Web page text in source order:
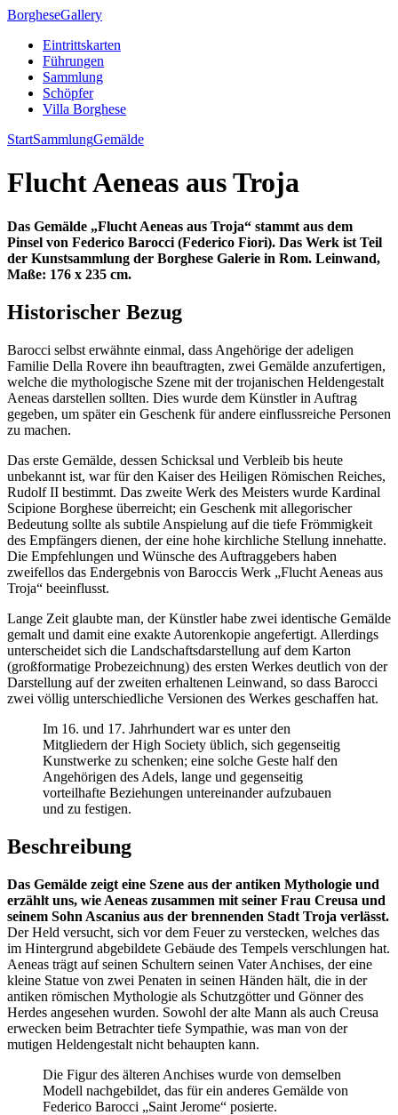
BorgheseGallery
Eintrittskarten
Führungen
Sammlung
Schöpfer
Villa Borghese
StartSammlungGemälde
Flucht Aeneas aus Troja
Das Gemälde „Flucht Aeneas aus Troja“ stammt aus dem
Pinsel von Federico Barocci (Federico Fiori). Das Werk ist Teil
der Kunstsammlung der Borghese Galerie in Rom. Leinwand,
Maße: 176 x 235 cm.
Historischer Bezug
Barocci selbst erwähnte einmal, dass Angehörige der adeligen
Familie Della Rovere ihn beauftragten, zwei Gemälde anzufertigen,
welche die mythologische Szene mit der trojanischen Heldengestalt
Aeneas darstellen sollten. Dies wurde dem Künstler in Auftrag
gegeben, um später ein Geschenk für andere einflussreiche Personen
zu machen.
Das erste Gemälde, dessen Schicksal und Verbleib bis heute
unbekannt ist, war für den Kaiser des Heiligen Römischen Reiches,
Rudolf II bestimmt. Das zweite Werk des Meisters wurde Kardinal
Scipione Borghese überreicht; ein Geschenk mit allegorischer
Bedeutung sollte als subtile Anspielung auf die tiefe Frömmigkeit
des Empfängers dienen, der eine hohe kirchliche Stellung innehatte.
Die Empfehlungen und Wünsche des Auftraggebers haben
zweifellos das Endergebnis von Baroccis Werk „Flucht Aeneas aus
Troja“ beeinflusst.
Lange Zeit glaubte man, der Künstler habe zwei identische Gemälde
gemalt und damit eine exakte Autorenkopie angefertigt. Allerdings
unterscheidet sich die Landschaftsdarstellung auf dem Karton
(großformatige Probezeichnung) des ersten Werkes deutlich von der
Darstellung auf der zweiten erhaltenen Leinwand, so dass Barocci
zwei völlig unterschiedliche Versionen des Werkes geschaffen hat.
Im 16. und 17. Jahrhundert war es unter den
Mitgliedern der High Society üblich, sich gegenseitig
Kunstwerke zu schenken; eine solche Geste half den
Angehörigen des Adels, lange und gegenseitig
vorteilhafte Beziehungen untereinander aufzubauen
und zu festigen.
Beschreibung
Das Gemälde zeigt eine Szene aus der antiken Mythologie und
erzählt uns, wie Aeneas zusammen mit seiner Frau Creusa und
seinem Sohn Ascanius aus der brennenden Stadt Troja verlässt.
Der Held versucht, sich vor dem Feuer zu verstecken, welches das
im Hintergrund abgebildete Gebäude des Tempels verschlungen hat.
Aeneas trägt auf seinen Schultern seinen Vater Anchises, der eine
kleine Statue von zwei Penaten in seinen Händen hält, die in der
antiken römischen Mythologie als Schutzgötter und Gönner des
Herdes angesehen wurden. Sowohl der alte Mann als auch Creusa
erwecken beim Betrachter tiefe Sympathie, was man von der
mutigen Heldengestalt nicht behaupten kann.
Die Figur des älteren Anchises wurde von demselben
Modell nachgebildet, das für ein anderes Gemälde von
Federico Barocci „Saint Jerome“ posierte.